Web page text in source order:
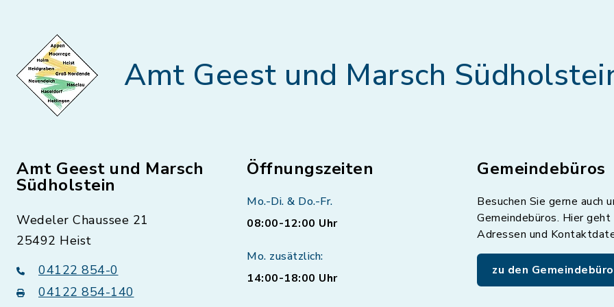
Amt Geest und Marsch
Amt Geest und Marsch
Südholstein
Wedeler Chaussee 21
25492 Heist
04122 854-0
04122 854-140
Öffnungszeiten
Mo.-Di. & Do.-Fr.
08:00-12:00 Uhr
Mo. zusätzlich:
14:00-18:00 Uhr
Gemeindebüros
Besuchen Sie gerne auch
Gemeindebüros. Hier geht
Adressen und
zu den